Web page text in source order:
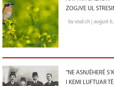
ZOGJVE UL
by voal.ch | august
“NE ASNJËHERË
I KEMI LUFTUAR